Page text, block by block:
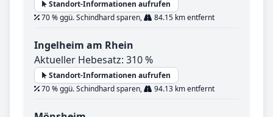
Standort-Informationen aufrufen
70 % ggü. Schindhard sparen,
84.15 km entfernt
Ingelheim am Rhein
Aktueller Hebesatz: 310 %
Standort-Informationen aufrufen
70 % ggü. Schindhard sparen,
94.13 km entfernt